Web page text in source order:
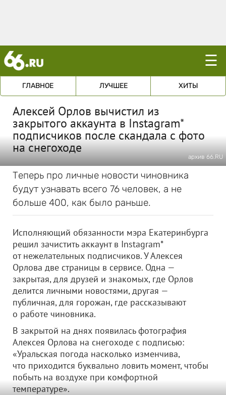
☰
ГЛАВНОЕ ЛУЧШЕЕ ХИТЫ
Алексей Орлов вычистил из
закрытого аккаунта в Instagram*
подписчиков после скандала с фото
на снегоходе
архив 66.RU
Теперь про личные новости чиновника
будут узнавать всего 76 человек, а не
больше 400, как было раньше.
Исполняющий обязанности мэра Екатеринбурга
решил зачистить аккаунт в Instagram*
от нежелательных подписчиков. У Алексея
Орлова две страницы в сервисе. Одна —
закрытая, для друзей и знакомых, где Орлов
делится личными новостями, другая —
публичная, для горожан, где рассказывают
о работе чиновника.
В закрытой на днях появилась фотография
Алексея Орлова на снегоходе с подписью:
«Уральская погода насколько изменчива,
что приходится буквально ловить момент, чтобы
побыть на воздухе при комфортной
температуре».